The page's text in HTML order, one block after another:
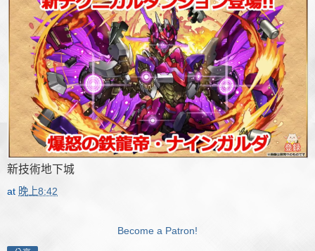
新技術地下城
at 晚上8:42
Become a Patron!